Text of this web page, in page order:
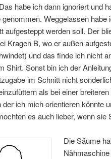
habe ich dann ignoriert und
Weggelassen
aufgesteppt werden soll. Der
Kragen B, wo er außen
und das finde ich nicht
Shirt. Sonst bin ich der
im Schnitt nicht
als bei einer
der ich mich orientieren könnte
es auch lieber, wenn
Die Säume